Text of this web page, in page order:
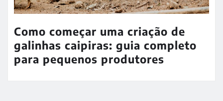
Como começar uma criação de
galinhas caipiras: guia completo
para pequenos produtores